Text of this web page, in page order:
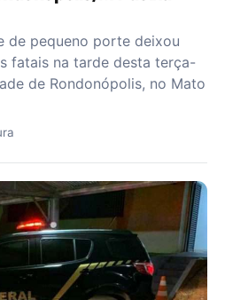
de pequeno porte deixou
fatais na tarde desta terça-
de Rondonópolis, no Mato